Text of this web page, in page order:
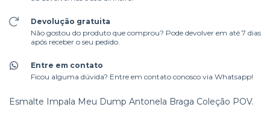
Devolução gratuita
Não gostou do produto que comprou? Pode devolver em até 7 dias
após receber o seu pedido.
Entre em contato
Ficou alguma dúvida? Entre em contato conosco via Whatsapp!
Esmalte Impala Meu Dump Antonela Braga Coleção POV.